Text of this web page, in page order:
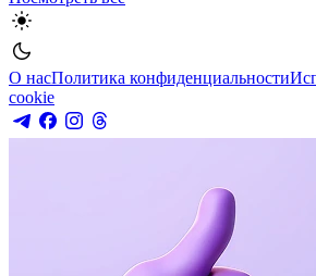
О насПолитика конфиденциальности
cookie